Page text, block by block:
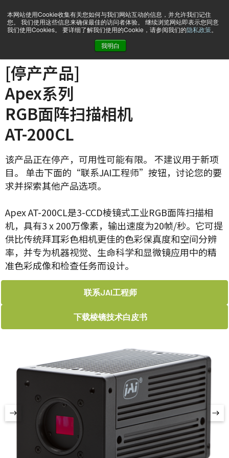
本网站使用Cookie收集有关您如何与我们网站互动的信息，并允许我们记住
您。 我们使用这些信息来确保最佳的访问者体验。 继续浏览网站即表示您同意
我们使用Cookies。 要详细了解我们使用的Cookie，请参阅我们的隐私政策。
我明白
[停产产品]
Apex系列
RGB面阵扫描相机
AT-200CL
该产品正在停产，可用性可能有限。 不建议用于新项
目。 单击下面的“联系JAI工程师”按钮，讨论您的要
求并探索其他产品选项。
Apex AT-200CL是3-CCD棱镜式工业RGB面阵扫描相
机，具有3 x 200万像素，输出速度为20帧/秒。它可提
供比传统拜耳彩色相机更佳的色彩保真度和空间分辨
率，并专为机器视觉、生命科学和显微镜应用中的精
准色彩成像和检查任务而设计。
联系JAI工程师
下载棱镜技术白皮书